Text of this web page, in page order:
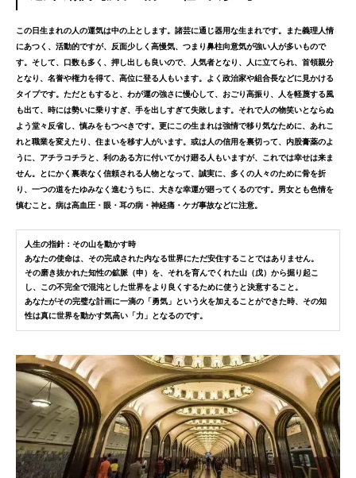
この日生まれの人の運気は中の上とします。諸芸に通じ器用な生まれです。また義理人情
にあつく、活動的ですが、反面少しく高慢気、つまり鼻柱向意気が強い人が多いもので
す。そして、口数も多く、押し出しも良いので、人気者となり、人に立てられ、首領親分
となり、名誉や権力を得て、高位に登る人もいます。よく政治家や組合長などに見かける
タイプです。ただともすると、わが運の強さに慢心して、おごり高振り、人を軽蔑する風
も出て、時には勢いに乗りすぎ、手を出しすぎて失敗します。それで人の物笑いとならぬ
よう堂々反省し、慎みをもつべきです。更にこの生まれは強情で移り気なために、あれこ
れと職業を変えたり、住まいを移す人がいます。或は人の信用を裏切って、内股膏薬のよ
うに、アチラコチラと、利のある方に付いてかけ廻る人もいますが、これでは幸せは来ま
せん。 とにかく裏表なく信頼される人物となって、誠実に、多くの人々のために骨を折
り、一つの道をたゆみなく進むうちに、大きな幸運が廻ってくるのです。男女とも色情を
慎むこと。病は高血圧・眼・耳の病・神経痛・ケガ事故などに注意。
人生の指針：その山を動かす時
あなたの使命は、その完成された内なる世界にただ安住することではありません。
その磨き抜かれた知性の鉱脈（申） を、それを育んでくれた山（戊） から掘り起こ
し、 この不完全で混沌とした世界をより良くするために使う と決意すること。
あなたがその完璧な計画に一滴の 「勇気」という火を加えることができた時、その知
性は真に世界を動かす気高い「力」となるのです。